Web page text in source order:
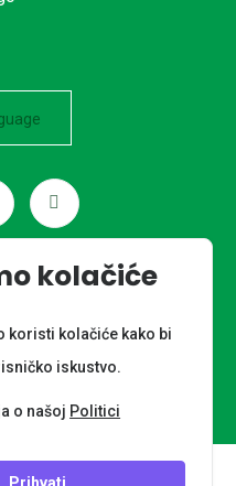
Izrada web stranice:
d.o.o.
kolačiće
koristi kolačiće kako bi
iskustvo.
o našoj Politici